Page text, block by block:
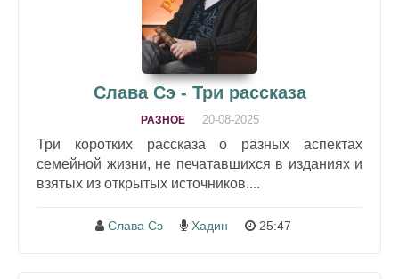
Слава Сэ - Три рассказа
РАЗНОЕ 20-08-2025
Три коротких рассказа о разных аспектах
семейной жизни, не печатавшихся в изданиях и
взятых из открытых источников....
Слава Сэ Хадин 25:47